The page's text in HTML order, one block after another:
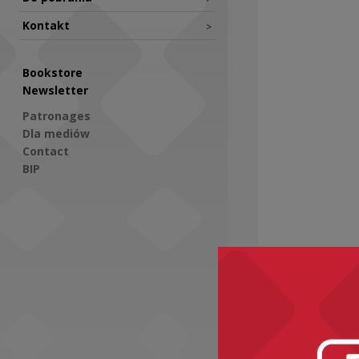
Kontakt >
Bookstore
Newsletter
Patronages
Dla mediów
Contact
BIP
Downloads